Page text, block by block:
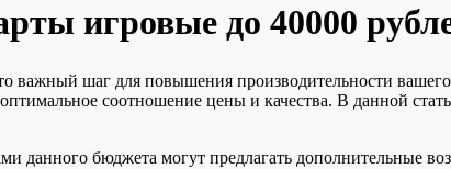
игровые до 40000
важный шаг для повышения производительности
соотношение цены и качества. В данной
данного бюджета могут предлагать дополнительные